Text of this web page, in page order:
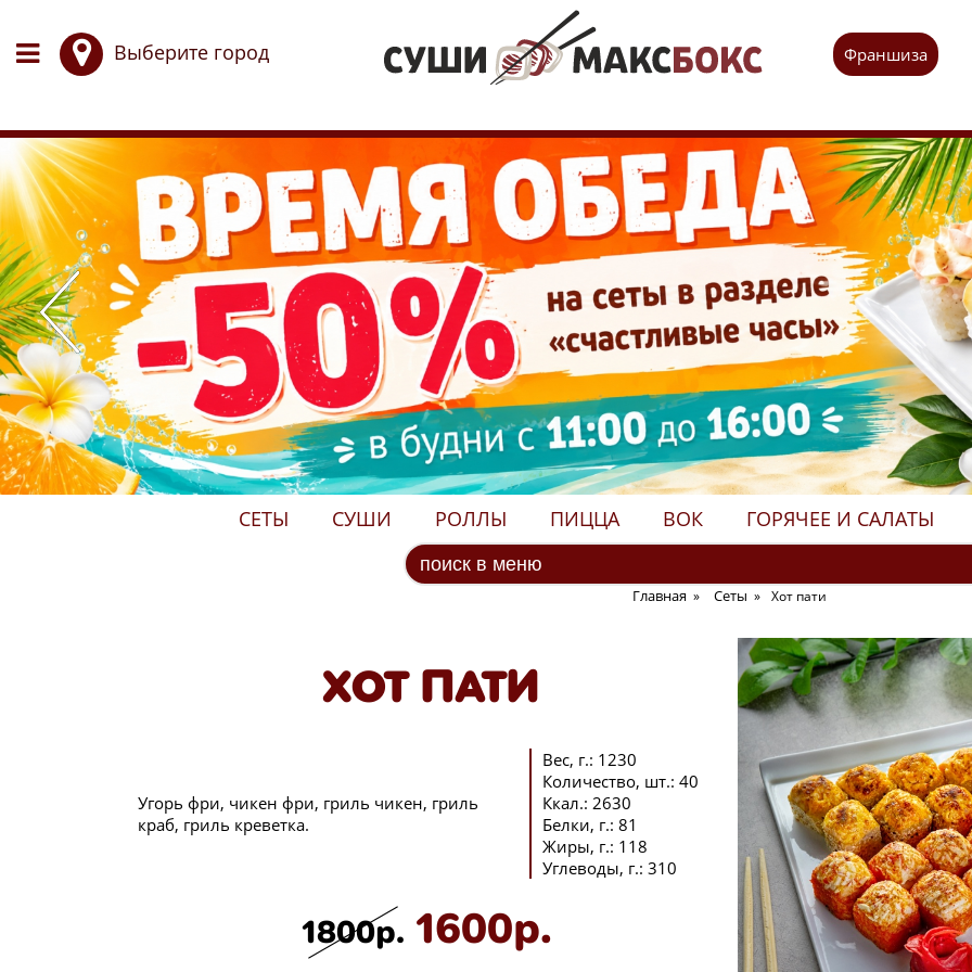
 Выберите город Франшиза
СЕТЫ СУШИ РОЛЛЫ ПИЦЦА ВОК ГОРЯЧЕЕ И САЛАТЫ
Главная» Сеты » Хот пати
ХОТ ПАТИ
Угорь фри, чикен фри, гриль чикен, гриль
краб, гриль креветка.
Вес, г.: 1230
Количество, шт.:40
Ккал.:2630
Белки, г.:81
Жиры, г.: 118
Углеводы, г.:310
1800р. 1600р.